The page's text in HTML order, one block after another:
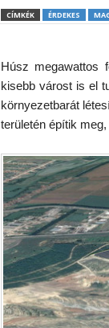
CÍMKÉK ÉRDEKES
Húsz megawattos
kisebb várost is el
környezetbarát
területén építik meg,